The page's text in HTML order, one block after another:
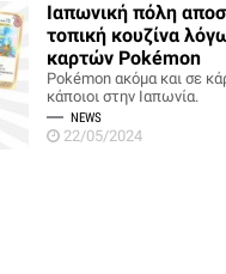
Ιαπωνική πόλη
τοπική κουζίνα
καρτών Pokémon
Pokémon ακόμα και σε
κάποιοι στην Ιαπωνία.
NEWS
22/05/2024